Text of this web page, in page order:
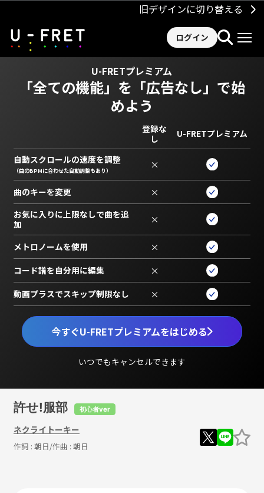
旧デザインに切り替える
ログイン
U-FRETプレミアム
「全ての機能」を 「広告なし」で始
めよう
今すぐU-FRETプレミアムをはじめる
いつでもキャンセルできます
登録な
し
U-FRETプレミアム
自動スクロールの速度を調整
（曲のBPMに合わせた自動調整もあり） ×
曲のキーを変更 ×
お気に入りに上限なしで曲を追
加
×
メトロノームを使用 ×
コード譜を自分用に編集 ×
動画プラスでスキップ制限なし ×
許せ!服部 初心者ver
ネクライトーキー
作詞 : 朝日/作曲 : 朝日